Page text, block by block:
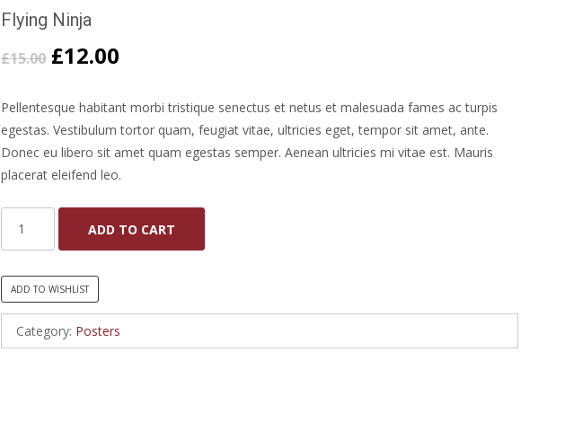
Flying Ninja
£15.00 £12.00
Pellentesque habitant morbi tristique senectus et netus et malesuada fames ac turpis
egestas. Vestibulum tortor quam, feugiat vitae, ultricies eget, tempor sit amet, ante.
Donec eu libero sit amet quam egestas semper. Aenean ultricies mi vitae est. Mauris
placerat eleifend leo.
ADD TO CART
ADD TO WISHLIST
Category: Posters